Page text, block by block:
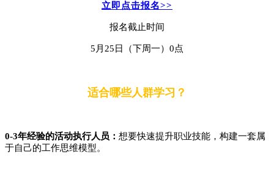
立即点击报名>>
报名截止时间
5月25日（下周一）0点
适合哪些人群学习？
0-3年经验的活动执行人员： 想要快速提升职业技能，构建一套属
于自己的工作思维模型。